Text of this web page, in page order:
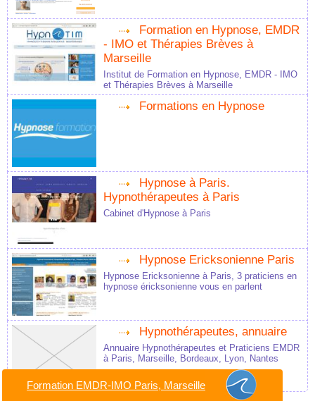
Formation en Hypnose, EMDR
- IMO et Thérapies Brèves à
Marseille
Institut de Formation en Hypnose, EMDR - IMO
et Thérapies Brèves à Marseille
Formations en Hypnose
Hypnose à Paris.
Hypnothérapeutes à Paris
Cabinet d'Hypnose à Paris
Hypnose Ericksonienne Paris
Hypnose Ericksonienne à Paris, 3 praticiens en
hypnose éricksonienne vous en parlent
Hypnothérapeutes, annuaire
Annuaire Hypnothérapeutes et Praticiens EMDR
à Paris, Marseille, Bordeaux, Lyon, Nantes
Formation EMDR-IMO Paris, Marseille